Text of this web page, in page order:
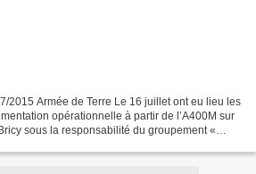
2015 Armée de Terre Le 16 juillet ont eu lieu les
opérationnelle à partir de l’A400M sur
sous la responsabilité du groupement «